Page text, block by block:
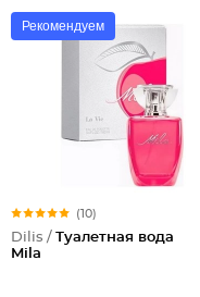
Рекомендуем
(10)
Dilis / Туалетная вода
Mila